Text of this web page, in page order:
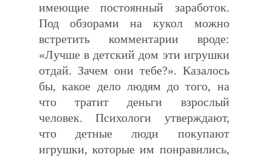
имеющие постоянный заработок.
Под обзорами на кукол можно
встретить комментарии вроде:
«Лучше в детский дом эти игрушки
отдай. Зачем они тебе?». Казалось
бы, какое дело людям до того, на
что тратит деньги взрослый
человек. Психологи утверждают,
что детные люди покупают
игрушки, которые им понравились,